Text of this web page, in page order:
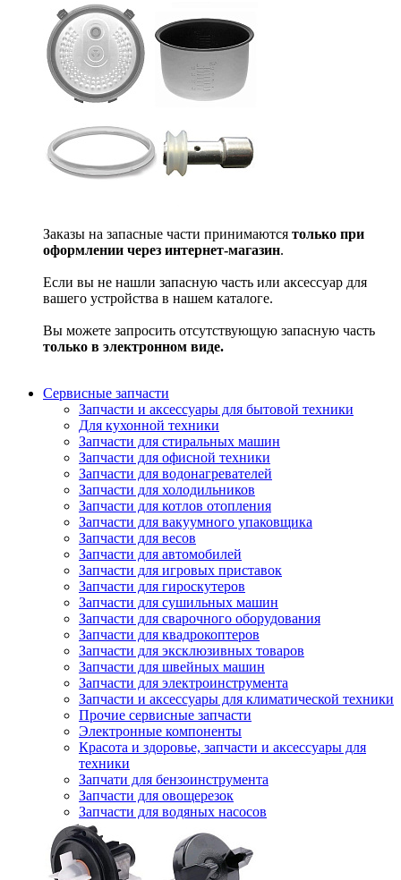
Заказы на запасные части принимаются только при
оформлении через интернет-магазин.
Если вы не нашли запасную часть или аксессуар для
вашего устройства в нашем каталоге.
Вы можете запросить отсутствующую запасную часть
только в электронном виде.
Сервисные запчасти
Запчасти и аксессуары для бытовой техники
Для кухонной техники
Запчасти для стиральных машин
Запчасти для офисной техники
Запчасти для водонагревателей
Запчасти для холодильников
Запчасти для котлов отопления
Запчасти для вакуумного упаковщика
Запчасти для весов
Запчасти для автомобилей
Запчасти для игровых приставок
Запчасти для гироскутеров
Запчасти для сушильных машин
Запчасти для сварочного оборудования
Запчасти для квадрокоптеров
Запчасти для эксклюзивных товаров
Запчасти для швейных машин
Запчасти для электроинструмента
Запчасти и аксессуары для климатической техники
Прочие сервисные запчасти
Электронные компоненты
Красота и здоровье, запчасти и аксессуары для
техники
Запчати для бензоинструмента
Запчасти для овощерезок
Запчасти для водяных насосов